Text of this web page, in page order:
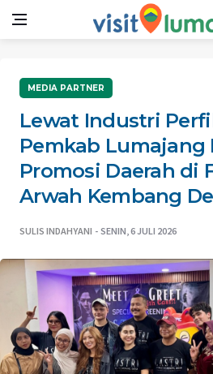
MEDIA PARTNER
Lewat Industri
Pemkab Lumajang
Promosi Daerah di
Arwah Kembang
SULIS INDAHYANI SENIN, 6 JULI 2026